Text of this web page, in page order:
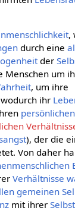
,
durch eine
der
Menschen um
, um ihre
ihr
persönlichen
), der die
Von daher
Verhältnisse
gemeinen
mit ihrer